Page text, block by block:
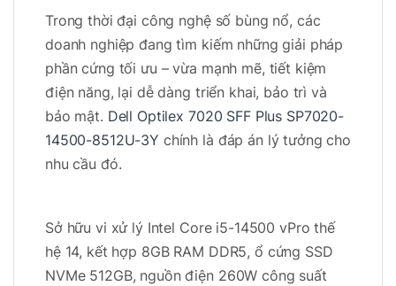
Trong thời đại công nghệ số bùng nổ, các
doanh nghiệp đang tìm kiếm những giải pháp
phần cứng tối ưu – vừa mạnh mẽ, tiết kiệm
điện năng, lại dễ dàng triển khai, bảo trì và
bảo mật. Dell Optilex 7020 SFF Plus SP7020-
14500-8512U-3Y chính là đáp án lý tưởng cho
nhu cầu đó.
Sở hữu vi xử lý Intel Core i5-14500 vPro thế
hệ 14, kết hợp 8GB RAM DDR5, ổ cứng SSD
NVMe 512GB, nguồn điện 260W công suất